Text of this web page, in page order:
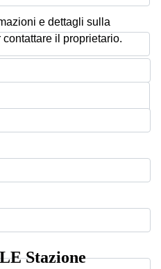
e dettagli sulla
il proprietario.
Stazione